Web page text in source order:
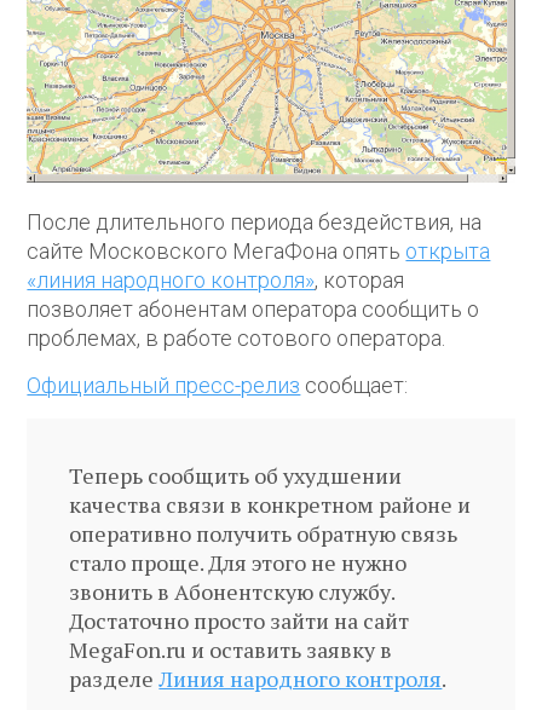
После длительного периода бездействия, на
сайте Московского МегаФона опять открыта
«линия народного контроля», которая
позволяет абонентам оператора сообщить о
проблемах, в работе сотового оператора.
Официальный пресс-релиз сообщает:
Теперь сообщить об ухудшении
качества связи в конкретном районе и
оперативно получить обратную связь
стало проще. Для этого не нужно
звонить в Абонентскую службу.
Достаточно просто зайти на сайт
MegaFon.ru и оставить заявку в
разделеЛиния народного контроля.